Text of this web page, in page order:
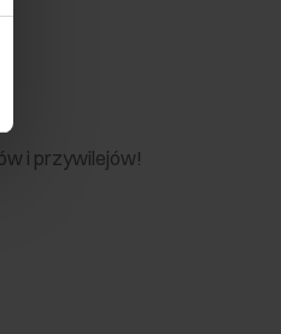
i przywilejów!